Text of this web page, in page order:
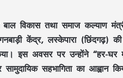
विकासतथासमाज कल्याण
केंद्र, लस्केपारा (छिंदगढ़)
इस अवसर पर उन्होंने“हर-घर
सामुदायिक सहभागिताका आह्वान